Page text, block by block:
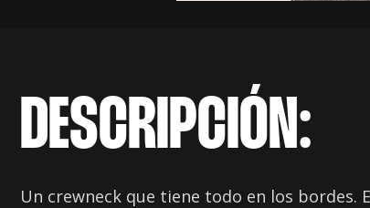
DESCRIPCIÓN:
Un crewneck que tiene todo en los bordes.